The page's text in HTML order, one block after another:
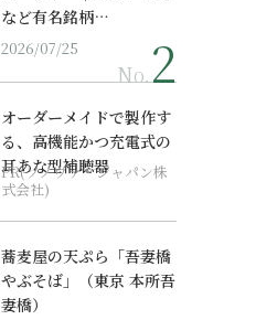
など有名銘柄…
2026/07/25
No.
オーダーメイドで製作す
る、高機能かつ充電式の
耳あな型補聴器
PR(ソノヴァ・ジャパン株
式会社)
蕎麦屋の天ぷら「吾妻橋
やぶそば」（東京 本所吾
妻橋）